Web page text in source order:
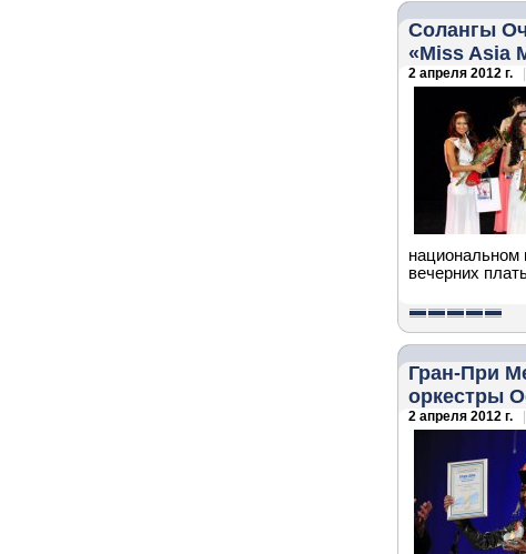
Солангы
«Miss Asia
2 апреля 2012 г.
национальном
вечерних
Гран-При
оркестры
2 апреля 2012 г.